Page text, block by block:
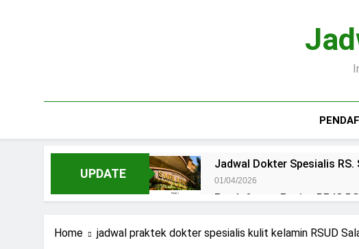
UPDATE
Jadwal Dokter Spesialis RS.
01/04/2026
Pendaftaran Pasien BPJS
Jadwal Praktek Dokter RS
Home jadwal praktek dokter spesialis kulit kelamin RSUD